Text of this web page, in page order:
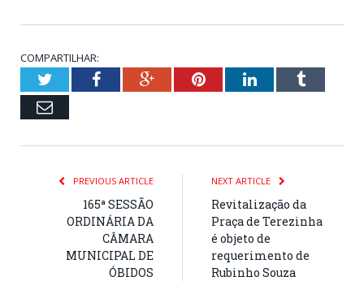
COMPARTILHAR:
TwitterFacebookGoogle+PinterestLinkedInTumblr
Email
PREVIOUS ARTICLE
165ª SESSÃO
ORDINÁRIA DA
CÂMARA
MUNICIPAL DE
ÓBIDOS
NEXT ARTICLE
Revitalização da
Praça de Terezinha
é objeto de
requerimento de
Rubinho Souza